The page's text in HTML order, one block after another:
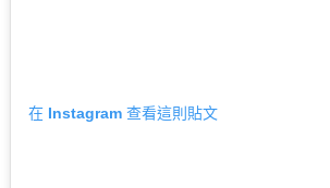
在 Instagram 查看這則貼文